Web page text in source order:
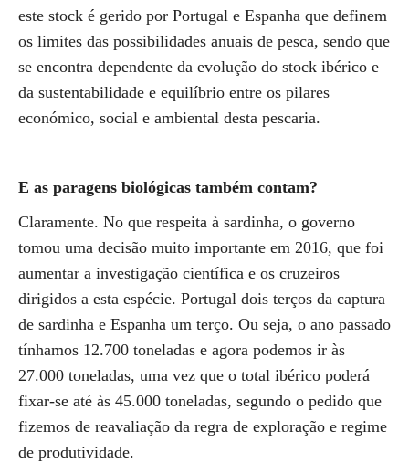
este stock é gerido por Portugal e Espanha que definem
os limites das possibilidades anuais de pesca, sendo que
se encontra dependente da evolução do stock ibérico e
da sustentabilidade e equilíbrio entre os pilares
económico, social e ambiental desta pescaria.
E as paragens biológicas também contam?
Claramente. No que respeita à sardinha, o governo
tomou uma decisão muito importante em 2016, que foi
aumentar a investigação científica e os cruzeiros
dirigidos a esta espécie. Portugal dois terços da captura
de sardinha e Espanha um terço. Ou seja, o ano passado
tínhamos 12.700 toneladas e agora podemos ir às
27.000 toneladas, uma vez que o total ibérico poderá
fixar-se até às 45.000 toneladas, segundo o pedido que
fizemos de reavaliação da regra de exploração e regime
de produtividade.